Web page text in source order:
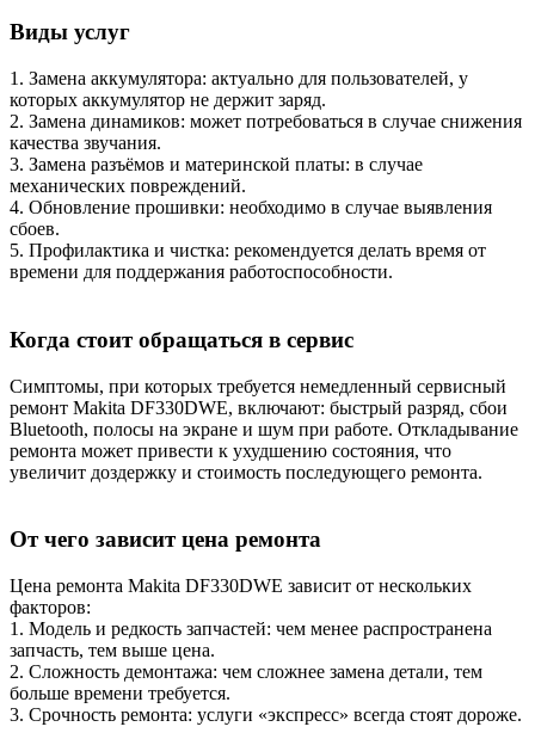
Виды услуг
1. Замена аккумулятора: актуально для пользователей, у
которых аккумулятор не держит заряд.
2. Замена динамиков: может потребоваться в случае снижения
качества звучания.
3. Замена разъёмов и материнской платы: в случае
механических повреждений.
4. Обновление прошивки: необходимо в случае выявления
сбоев.
5. Профилактика и чистка: рекомендуется делать время от
времени для поддержания работоспособности.
Когда стоит обращаться в сервис
Симптомы, при которых требуется немедленный сервисный
ремонт Makita DF330DWE, включают: быстрый разряд, сбои
Bluetooth, полосы на экране и шум при работе. Откладывание
ремонта может привести к ухудшению состояния, что
увеличит доздержку и стоимость последующего ремонта.
От чего зависит цена ремонта
Цена ремонта Makita DF330DWE зависит от нескольких
факторов:
1. Модель и редкость запчастей: чем менее распространена
запчасть, тем выше цена.
2. Сложность демонтажа: чем сложнее замена детали, тем
больше времени требуется.
3. Срочность ремонта: услуги «экспресс» всегда стоят дороже.